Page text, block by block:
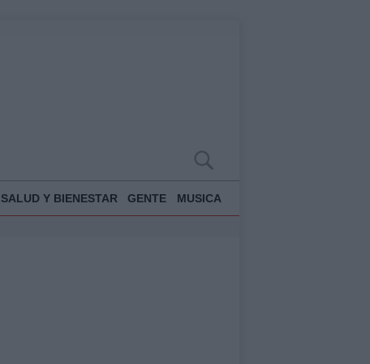
SALUD Y BIENESTAR GENTE MUSICA